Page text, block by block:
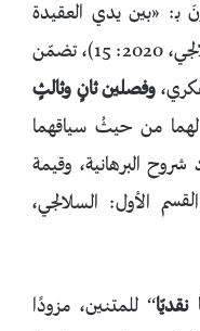
بـ: «بين يدي العقيدة
تضمّن
وفصلين ثانٍ وثالثٍ
لهما من حيثُ سياقهما
البرهانية، وقيمة
الأول: السلالجي،
نقديّا‘‘ للمتنين، مزودًا